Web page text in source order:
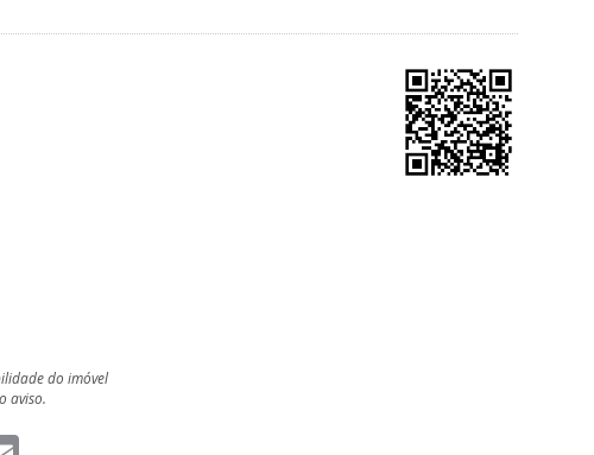
do imóvel
aviso.